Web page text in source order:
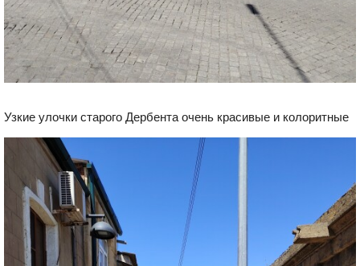
Узкие улочки старого Дербента очень красивые и колоритные